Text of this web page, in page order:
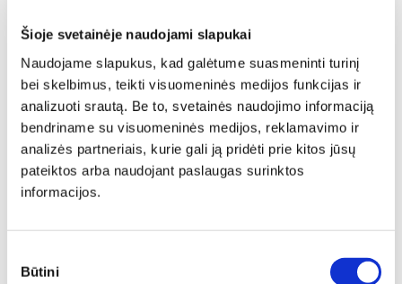
Šioje svetainėje naudojami slapukai
Naudojame slapukus, kad galėtume suasmeninti turinį
bei skelbimus, teikti visuomeninės medijos funkcijas ir
analizuoti srautą. Be to, svetainės naudojimo informaciją
bendriname su visuomeninės medijos, reklamavimo ir
analizės partneriais, kurie gali ją pridėti prie kitos jūsų
pateiktos arba naudojant paslaugas surinktos
informacijos.
pasirinkimas
Būtini